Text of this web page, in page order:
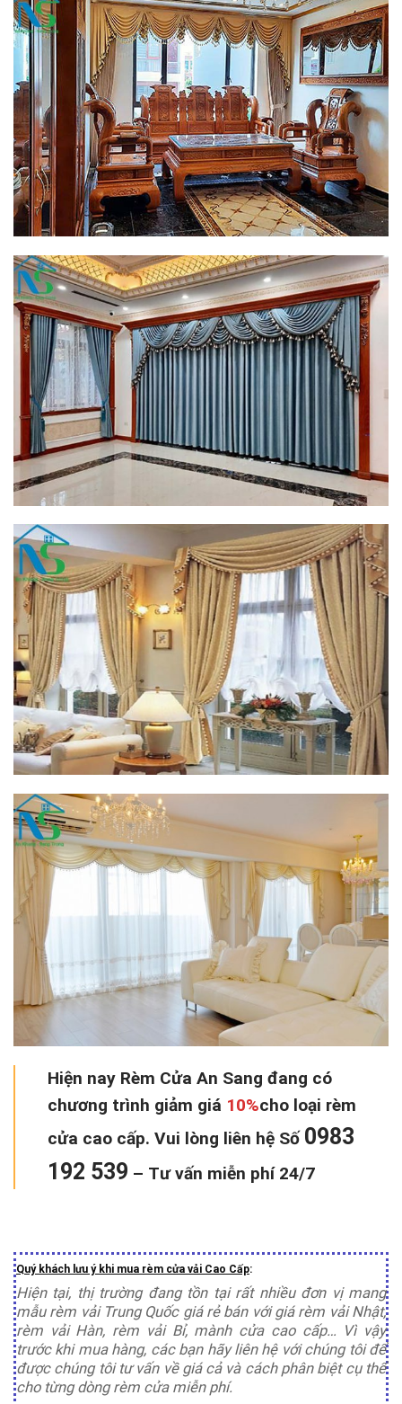
Hiện nay Rèm Cửa An Sang đang có
chương trình giảm giá 10%cho loại rèm
cửa cao cấp. Vui lòng liên hệ Số 0983
192 539 – Tư vấn miễn phí 24/7
Quý khách lưu ý khi mua rèm cửa vải Cao Cấp:
Hiện tại, thị trường đang tồn tại rất nhiều đơn vị mang
mẫu rèm vải Trung Quốc giá rẻ bán với giá rèm vải Nhật,
rèm vải Hàn, rèm vải Bỉ, mành cửa cao cấp… Vì vậy
trước khi mua hàng, các bạn hãy liên hệ với chúng tôi để
được chúng tôi tư vấn về giá cả và cách phân biệt cụ thể
cho từng dòng rèm cửa miễn phí.